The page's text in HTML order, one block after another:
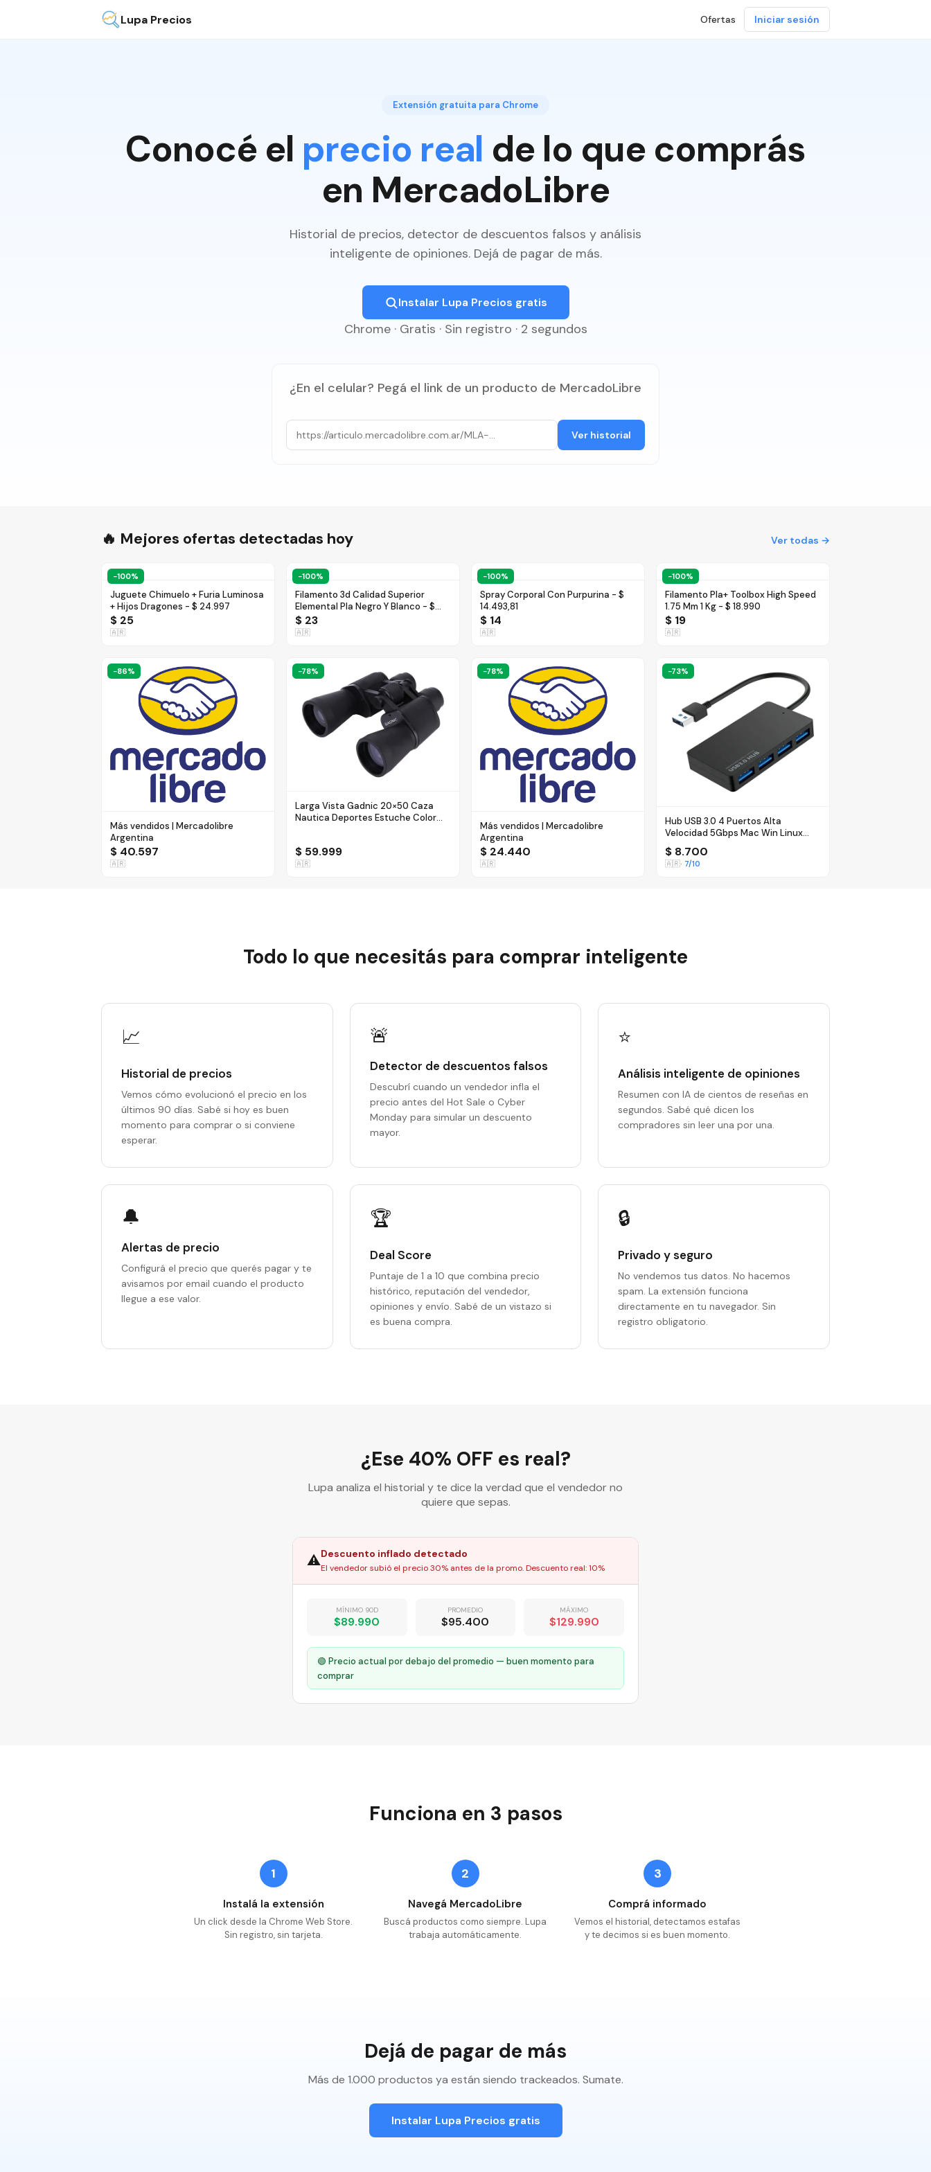
Lupa Precios Ofertas Iniciar sesión
Extensión gratuita para Chrome
Conocé el precio real de lo que comprás
en MercadoLibre
Historial de precios, detector de descuentos falsos y análisis
inteligente de opiniones. Dejá de pagar de más.
Instalar Lupa Precios gratis
Chrome · Gratis · Sin registro · 2 segundos
¿En el celular? Pegá el link de un producto de MercadoLibre
Ver historial
🔥 Mejores ofertas detectadas hoy Ver todas →
−100%
Juguete Chimuelo + Furia Luminosa
+ Hijos Dragones - $ 24.997
$ 25
🇦🇷
−100%
Filamento 3d Calidad Superior
Elemental Pla Negro Y Blanco - $
22.999
$ 23
🇦🇷
−100%
Spray Corporal Con Purpurina - $
14.493,81
$ 14
🇦🇷
−100%
Filamento Pla+ Toolbox High Speed
1.75 Mm 1 Kg - $ 18.990
$ 19
🇦🇷
−86%
Más vendidos | Mercadolibre
Argentina
$ 40.597
🇦🇷
−78%
Larga Vista Gadnic 20×50 Caza
Nautica Deportes Estuche Color
$ 59.999
🇦🇷
−78%
Más vendidos | Mercadolibre
Argentina
$ 24.440
🇦🇷
−73%
Hub USB 3.0 4 Puertos Alta
Velocidad 5Gbps Mac Win Linux
Plug &amp; Play - $ 8.700
$ 8.700
🇦🇷· 7/10
Todo lo que necesitás para comprar inteligente
📈
Historial de precios
Vemos cómo evolucionó el precio en los
últimos 90 días. Sabé si hoy es buen
momento para comprar o si conviene
esperar.
🚨
Detector de descuentos falsos
Descubrí cuando un vendedor infla el
precio antes del Hot Sale o Cyber
Monday para simular un descuento
mayor.
⭐
Análisis inteligente de opiniones
Resumen con IA de cientos de reseñas en
segundos. Sabé qué dicen los
compradores sin leer una por una.
🔔
Alertas de precio
Configurá el precio que querés pagar y te
avisamos por email cuando el producto
llegue a ese valor.
🏆
Deal Score
Puntaje de 1 a 10 que combina precio
histórico, reputación del vendedor,
opiniones y envío. Sabé de un vistazo si
es buena compra.
🔒
Privado y seguro
No vendemos tus datos. No hacemos
spam. La extensión funciona
directamente en tu navegador. Sin
registro obligatorio.
¿Ese 40% OFF es real?
Lupa analiza el historial y te dice la verdad que el vendedor no
quiere que sepas.
⚠️Descuento inflado detectado
El vendedor subió el precio 30% antes de la promo. Descuento real: 10%
MÍNIMO 90D
$89.990
PROMEDIO
$95.400
MÁXIMO
$129.990
🟢 Precio actual por debajo del promedio — buen momento para
comprar
Funciona en 3 pasos
1
Instalá la extensión
Un click desde la Chrome Web Store.
Sin registro, sin tarjeta.
2
Navegá MercadoLibre
Buscá productos como siempre. Lupa
trabaja automáticamente.
3
Comprá informado
Vemos el historial, detectamos estafas
y te decimos si es buen momento.
Dejá de pagar de más
Más de 1.000 productos ya están siendo trackeados. Sumate.
Instalar Lupa Precios gratis